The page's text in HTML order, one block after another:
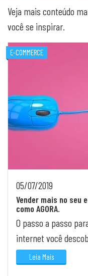
Veja mais conteúdo
você se inspirar.
E-COMMERCE
05/07/2019
Vender mais no seu
como AGORA.
O passo a passo
internet você
Leia Mais